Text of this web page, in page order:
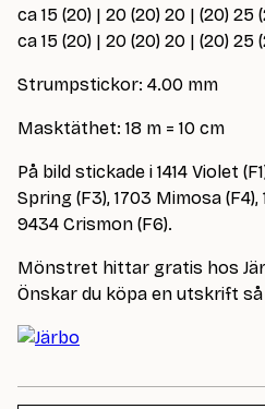
ca 15 (20) | 20 (20) 20 | (20) 25
ca 15 (20) | 20 (20) 20 | (20) 25
Strumpstickor: 4.00 mm
Masktäthet: 18 m = 10 cm
På bild stickade i 1414 Violet
Spring (F3), 1703 Mimosa
9434 Crismon (F6).
Mönstret hittar gratis hos
Önskar du köpa en utskrift